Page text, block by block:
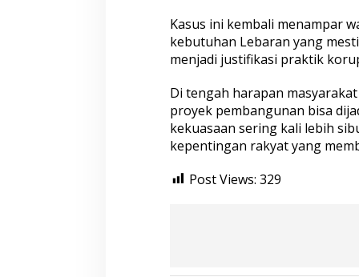
Kasus ini kembali menampar
kebutuhan Lebaran yang
menjadi justifikasi praktik
Di tengah harapan
proyek pembangunan bisa
kekuasaan sering kali lebih
kepentingan rakyat yang
Post Views: 329